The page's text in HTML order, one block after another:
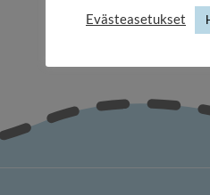
Evästeasetukset